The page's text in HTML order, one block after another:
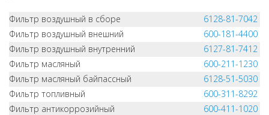
Фильтр воздушный в сборе
6128-81-7042
Фильтр воздушный внешний
600-181-4400
Фильтр воздушный внутренний
6127-81-7412
Фильтр масляный
600-211-1230
Фильтр масляный байпассный
6128-51-5030
Фильтр топливный
600-311-8292
Фильтр антикоррозийный
600-411-1020